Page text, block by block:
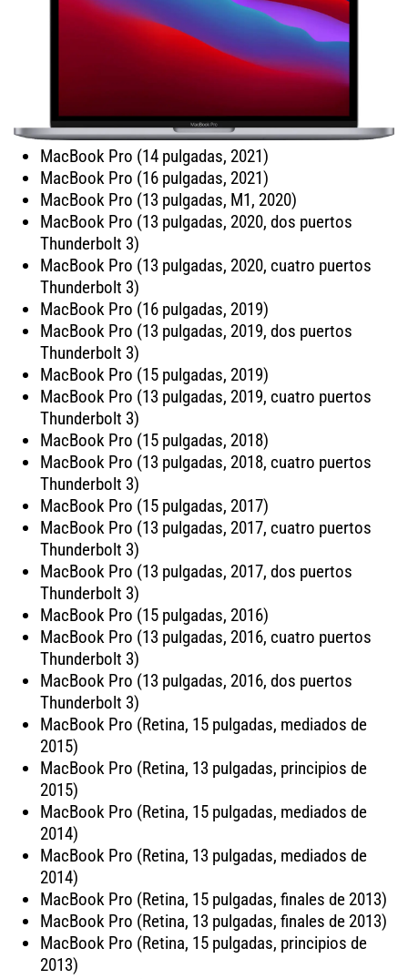
MacBook Pro (14 pulgadas, 2021)
MacBook Pro (16 pulgadas, 2021)
MacBook Pro (13 pulgadas, M1, 2020)
MacBook Pro (13 pulgadas, 2020, dos puertos
Thunderbolt 3)
MacBook Pro (13 pulgadas, 2020, cuatro puertos
Thunderbolt 3)
MacBook Pro (16 pulgadas, 2019)
MacBook Pro (13 pulgadas, 2019, dos puertos
Thunderbolt 3)
MacBook Pro (15 pulgadas, 2019)
MacBook Pro (13 pulgadas, 2019, cuatro puertos
Thunderbolt 3)
MacBook Pro (15 pulgadas, 2018)
MacBook Pro (13 pulgadas, 2018, cuatro puertos
Thunderbolt 3)
MacBook Pro (15 pulgadas, 2017)
MacBook Pro (13 pulgadas, 2017, cuatro puertos
Thunderbolt 3)
MacBook Pro (13 pulgadas, 2017, dos puertos
Thunderbolt 3)
MacBook Pro (15 pulgadas, 2016)
MacBook Pro (13 pulgadas, 2016, cuatro puertos
Thunderbolt 3)
MacBook Pro (13 pulgadas, 2016, dos puertos
Thunderbolt 3)
MacBook Pro (Retina, 15 pulgadas, mediados de
2015)
MacBook Pro (Retina, 13 pulgadas, principios de
2015)
MacBook Pro (Retina, 15 pulgadas, mediados de
2014)
MacBook Pro (Retina, 13 pulgadas, mediados de
2014)
MacBook Pro (Retina, 15 pulgadas, finales de 2013)
MacBook Pro (Retina, 13 pulgadas, finales de 2013)
MacBook Pro (Retina, 15 pulgadas, principios de
2013)